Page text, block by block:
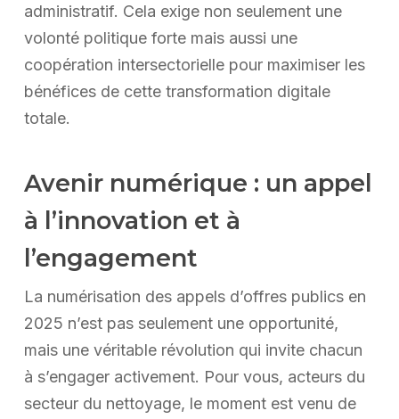
administratif. Cela exige non seulement une
volonté politique forte mais aussi une
coopération intersectorielle pour maximiser les
bénéfices de cette transformation digitale
totale.
Avenir numérique : un appel
à l’innovation et à
l’engagement
La numérisation des appels d’offres publics en
2025 n’est pas seulement une opportunité,
mais une véritable révolution qui invite chacun
à s’engager activement. Pour vous, acteurs du
secteur du nettoyage, le moment est venu de